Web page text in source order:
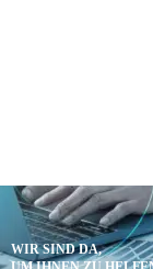
WIR SIND DA,